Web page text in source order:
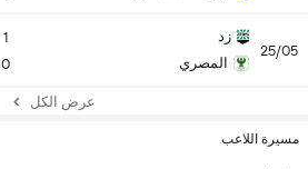
25/05
زد
المصري
1
0
عرض الكل
مسيرة اللاعب